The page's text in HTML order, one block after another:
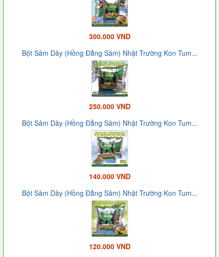
300.000 VND
Bột Sâm Dây (Hồng Đẳng Sâm) Nhật Trường Kon Tum...
250.000 VND
Bột Sâm Dây (Hồng Đẳng Sâm) Nhật Trường Kon Tum...
140.000 VND
Bột Sâm Dây (Hồng Đẳng Sâm) Nhật Trường Kon Tum...
120.000 VND